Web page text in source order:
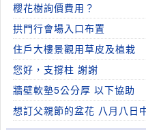
櫻花樹詢價費用？
拱門行會場入口布置
住戶大樓景觀用草皮及植栽
您好，支撐柱 謝謝
牆壁軟墊5公分厚 以下協助
想訂父親節的盆花 八月八日